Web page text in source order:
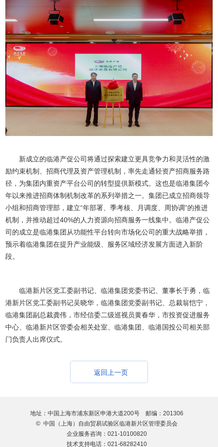
新成立的临港产促公司将通过探索建立更具竞争力和灵活性的激
励约束机制、招商代理及资产管理机制，率先走通轻资产招商服务路
径，为集团内重资产平台公司的转型提供新模式。这也是临港集团今
年以来推进招商体制机制改革的系列举措之一。集团已成立招商领导
小组和招商管理部，建立“年部署、季考核、月调度、周协调”的推进
机制，并推动超过40%的人力资源向招商服务一线集中。临港产促公
司的成立是临港集团从功能性平台转向市场化公司的重大战略举措，
预示着临港集团在提升产业能级、服务区域经济发展方面进入新阶
段。
临港新片区党工委副书记、临港集团党委书记、董事长于勇，临
港新片区党工委副书记吴晓华，临港集团党委副书记、总裁翁恺宁，
临港集团副总裁龚伟，市经信委二级巡视员黄春华，市投资促进服务
中心、临港新片区管委会相关处室、临港集团、临港国投公司相关部
门负责人出席仪式。
返回上一页
地址：中国上海市浦东新区申港大道200号 邮编：201306
© 中国（上海）自由贸易试验区临港新片区管理委员会
企业服务咨询：021-10100820
技术支持电话：021-68282410